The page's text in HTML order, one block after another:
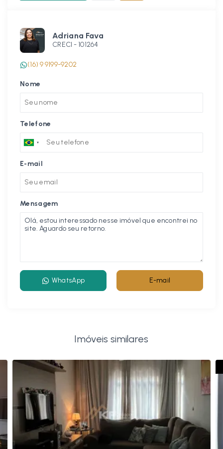
Adriana Fava
CRECI - 101264
(16) 9 9199-9202
Nome
Telefone
E-mail
Mensagem
WhatsApp E-mail
Imóveis similares